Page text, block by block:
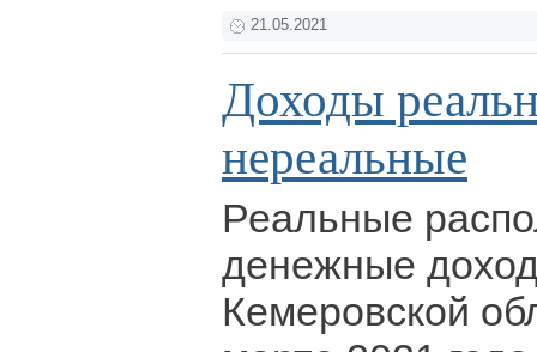
21.05.2021
Доходы
нереальные
Реальные
денежные
Кемеровской